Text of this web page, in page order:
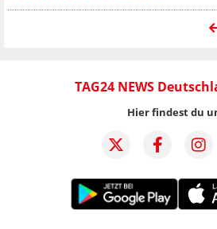
TAG24 NEWS
Hier findest du